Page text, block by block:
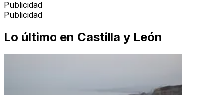
Publicidad
Publicidad
Lo último en Castilla y León